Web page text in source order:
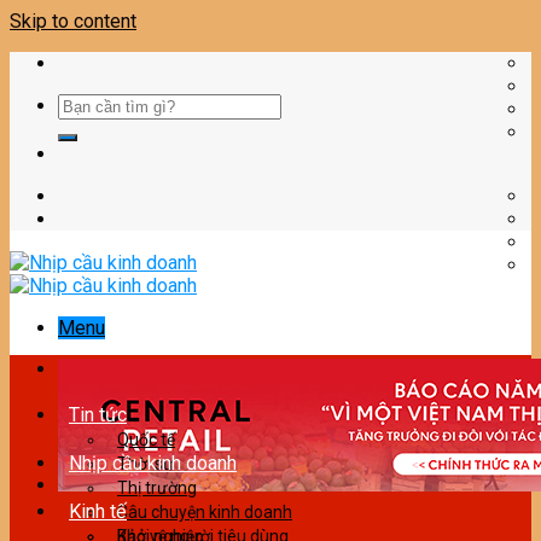
Skip to content
Menu
Tin tức
Quốc tế
Thời sự
Nhịp cầu kinh doanh
Thị trường
Câu chuyện kinh doanh
Bảo vệ người tiêu dùng
Kinh tế
Khởi nghiệp